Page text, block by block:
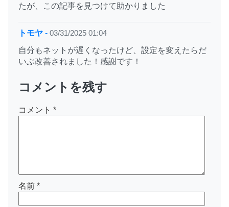
たが、この記事を見つけて助かりました
トモヤ - 03/31/2025 01:04
自分もネットが遅くなったけど、設定を変えたらだ
いぶ改善されました！感謝です！
コメントを残す
コメント *
名前 *